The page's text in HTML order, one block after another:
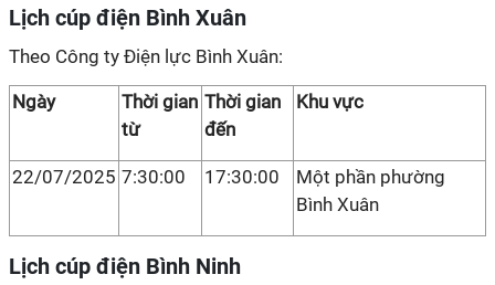
Lịch cúp điện Bình Xuân
Theo Công ty Điện lực Bình Xuân:
Ngày
Thời gian
từ
Thời gian
đến
Khu vực
22/07/2025 7:30:00 17:30:00
Một phần phường
Bình Xuân
Lịch cúp điện Bình Ninh